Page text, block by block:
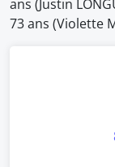
ans (Justin
73 ans (Violette